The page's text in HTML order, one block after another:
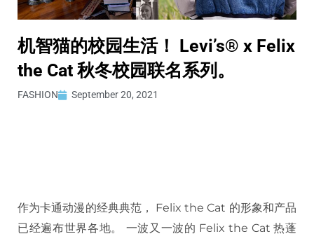
机智猫的校园生活！ Levi’s® x Felix
the Cat 秋冬校园联名系列。
FASHION September 20, 2021
作为卡通动漫的经典典范， Felix the Cat 的形象和产品
已经遍布世界各地。 一波又一波的 Felix the Cat 热蓬